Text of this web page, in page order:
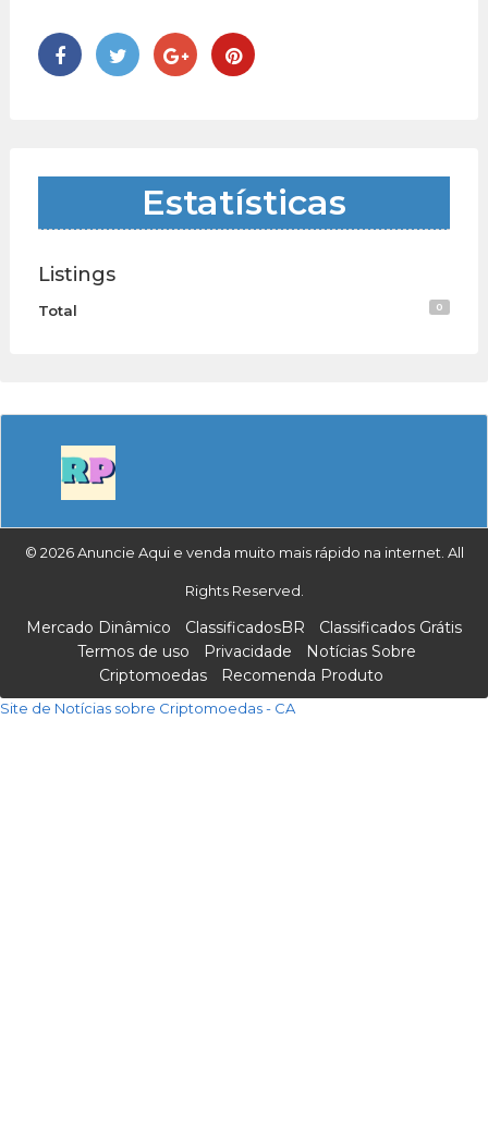
Estatísticas
Listings
Total 0
© 2026 Anuncie Aqui e venda muito mais rápido na internet. All
Rights Reserved.
Mercado Dinâmico ClassificadosBR
Classificados Grátis
Termos de uso
Privacidade
Notícias Sobre
Criptomoedas
Recomenda Produto
Site de Notícias sobre Criptomoedas - CA